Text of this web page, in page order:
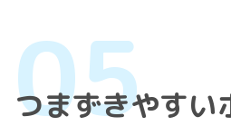
つまずきやす